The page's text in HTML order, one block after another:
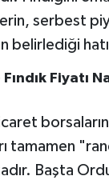
serbest
belirlediği
Fiyatı
tamamen
Başta